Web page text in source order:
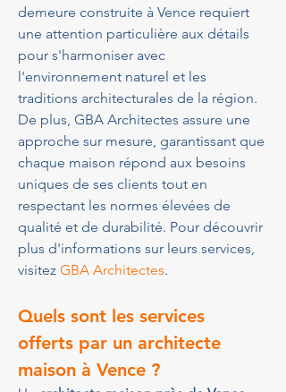
demeure construite à Vence requiert
une attention particulière aux détails
pour s'harmoniser avec
l'environnement naturel et les
traditions architecturales de la région.
De plus, GBA Architectes assure une
approche sur mesure, garantissant que
chaque maison répond aux besoins
uniques de ses clients tout en
respectant les normes élevées de
qualité et de durabilité. Pour découvrir
plus d'informations sur leurs services,
visitez GBA Architectes.
Quels sont les services
offerts par un architecte
maison à Vence ?